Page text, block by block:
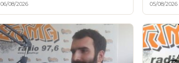
06/08/2026 05/08/2026